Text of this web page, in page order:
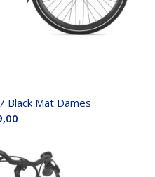
Black Mat Dames